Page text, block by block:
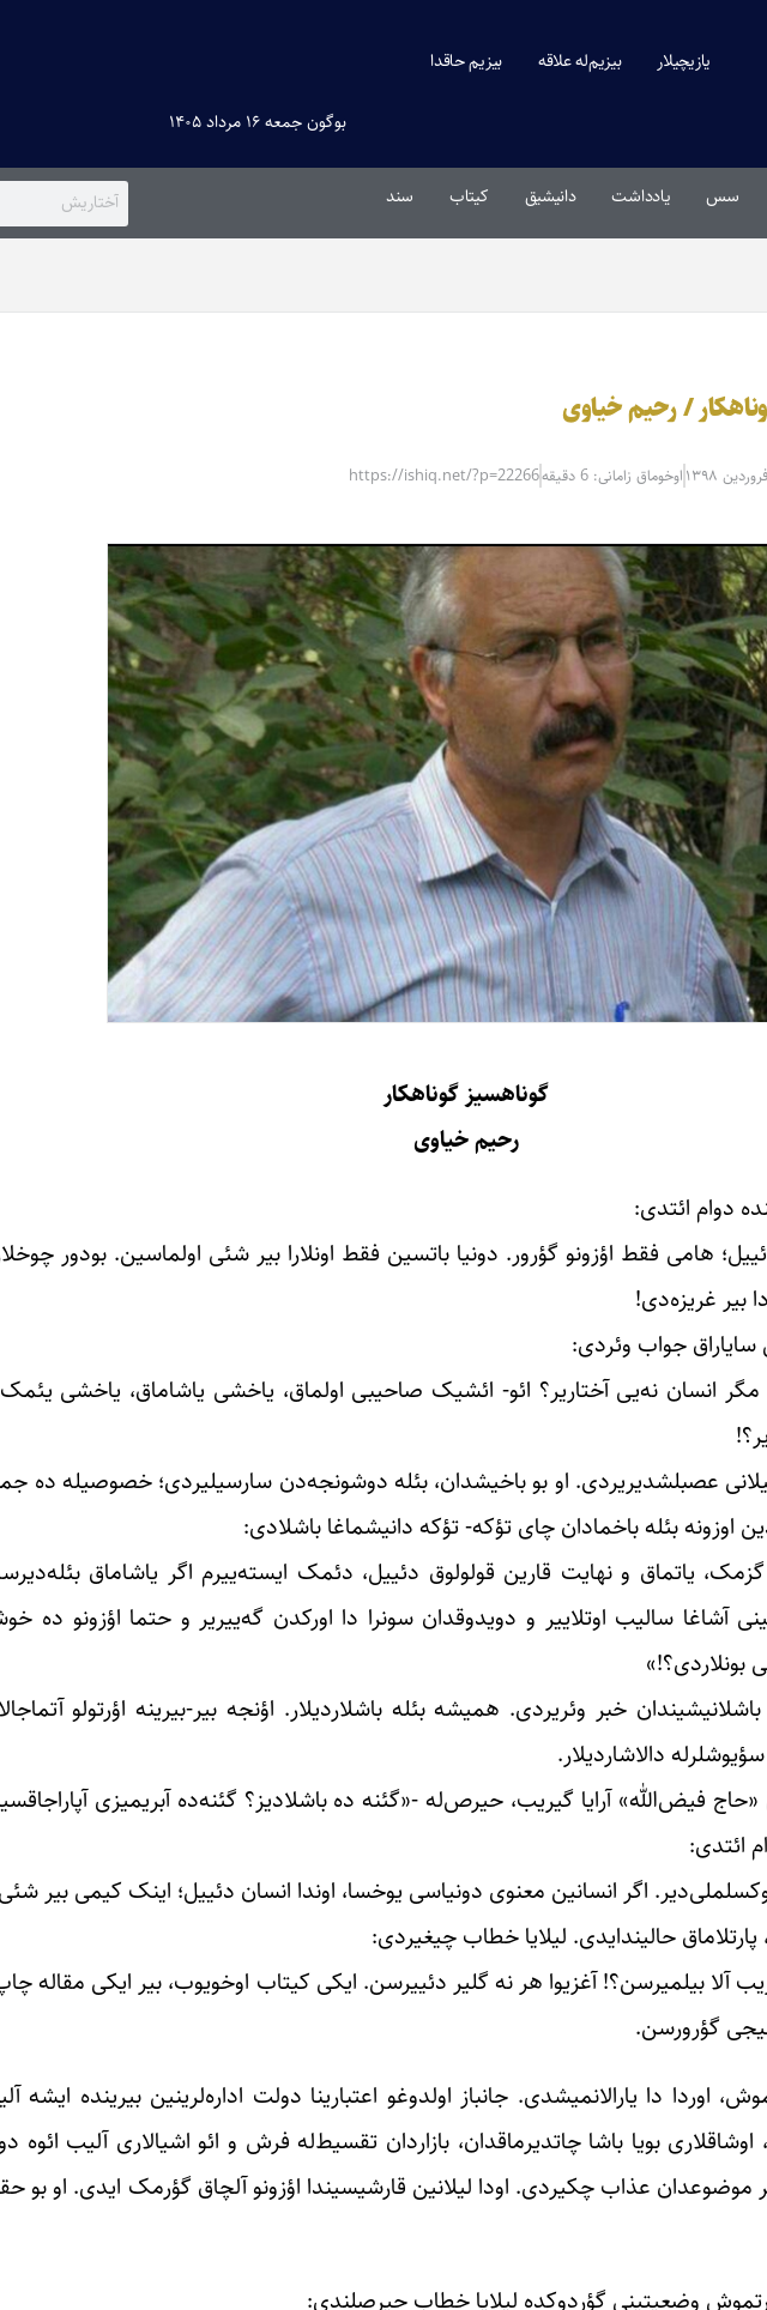
یازیچیلار بیزیم‌له علاقه بیزیم حاقدا
بوگون جمعه ۱۶ مرداد ۱۴۰۵
سس یادداشت دانیشیق کیتاب سند
/ رحیم خیاوی
اوخوماق زامانی: 6 دقیقه https://ishiq.net/?p=22266
گوناهسیز گوناهکار
رحیم خیاوی
دوام ائتدی:
هامی فقط اؤزونو گؤرور. دونیا باتسین فقط اونلارا بیر شئی اولماسین. بودور
بیر غریزه‌دی!
جواب وئردی:
مگر انسان نه‌یی آختاریر؟ ائو- ائشیک صاحیبی اولماق، یاخشی یاشاماق، یاخشی
عصبلشدیریردی. او بو باخیشدان، بئله دوشونجه‌دن سارسیلیردی؛ خصوصیله ده
اوزونه بئله باخمادان چای تؤکه- تؤکه دانیشماغا باشلادی:
یاتماق و نهایت قارین قولولوق دئییل، دئمک ایسته‌ییرم اگر یاشاماق
آشاغا سالیب اوتلاییر و دویدوقدان سونرا دا اورکدن گه‌ییریر و حتما اؤزونو
بونلاردی؟!»
خبر وئریردی. همیشه بئله باشلاردیلار. اؤنجه بیر-بیرینه اؤرتولو
دالاشاردیلار.
فیض‌الله» آرایا گیریب، حیرص‌له -«گئنه ده باشلادیز؟ گئنه‌ده آبریمیزی
ائتدی:
اگر انسانین معنوی دونیاسی یوخسا، اوندا انسان دئییل؛ اینک کیمی بیر
حالیندایدی. لیلایا خطاب چیغیردی:
بیلمیرسن؟! آغزیوا هر نه گلیر دئییرسن. ایکی کیتاب اوخویوب، بیر ایکی مقاله چاپ
گؤرورسن.
اوردا دا یارالانمیشدی. جانباز اولدوغو اعتبارینا دولت اداره‌لرینین بیرینده ایشه
بویا باشا چاتدیرماقدان، بازاردان تقسیط‌له فرش و ائو اشیالاری آلیب ائوه
بیر موضوعدان عذاب چکیردی. اودا لیلانین قارشیسیندا اؤزونو آلچاق گؤرمک ایدی. او
وضعیتینی گؤردوکده لیلایا خطاب حیرصلندی: